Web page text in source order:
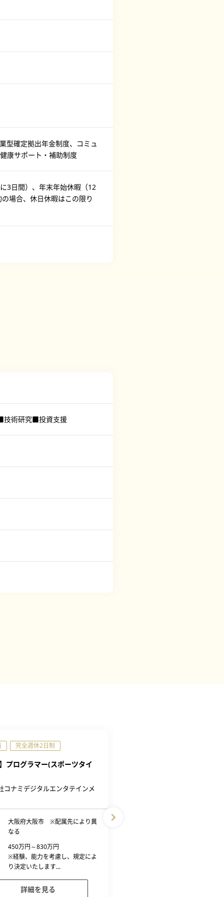
型確定拠出年金制度、コミュ
康サポート・補助制度
3日間）、年末年始休暇（12
場合、休日休暇はこの限り
術研究■投資支援
完全週休2日制
】プログラマー(スポーツタイ
コナミデジタルエンタテインメ
大阪府大阪市 ※配属先により異
なる
450万円～830万円
※経験、能力を考慮し、規定によ
り決定いたします...
詳細を見る